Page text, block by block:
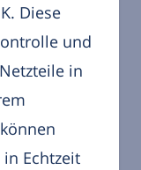
Diese
und
in
Echtzeit